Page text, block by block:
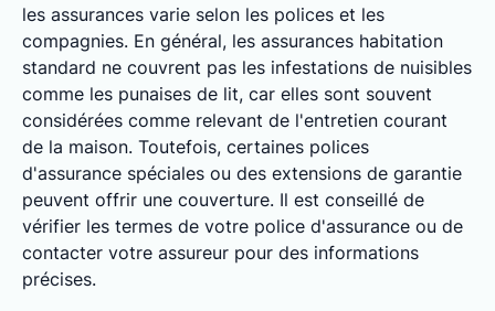
les assurances varie selon les polices et les
compagnies. En général, les assurances habitation
standard ne couvrent pas les infestations de nuisibles
comme les punaises de lit, car elles sont souvent
considérées comme relevant de l'entretien courant
de la maison. Toutefois, certaines polices
d'assurance spéciales ou des extensions de garantie
peuvent offrir une couverture. Il est conseillé de
vérifier les termes de votre police d'assurance ou de
contacter votre assureur pour des informations
précises.